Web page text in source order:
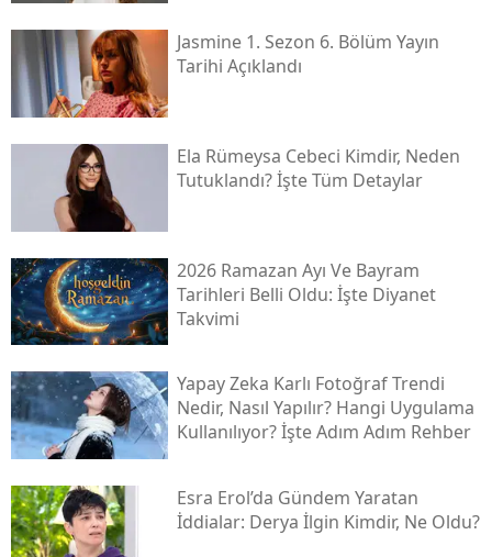
Jasmine 1. Sezon 6. Bölüm Yayın
Tarihi Açıklandı
Ela Rümeysa Cebeci Kimdir, Neden
Tutuklandı? İşte Tüm Detaylar
2026 Ramazan Ayı Ve Bayram
Tarihleri Belli Oldu: İşte Diyanet
Takvimi
Yapay Zeka Karlı Fotoğraf Trendi
Nedir, Nasıl Yapılır? Hangi Uygulama
Kullanılıyor? İşte Adım Adım Rehber
Esra Erol’da Gündem Yaratan
İddialar: Derya İlgin Kimdir, Ne Oldu?